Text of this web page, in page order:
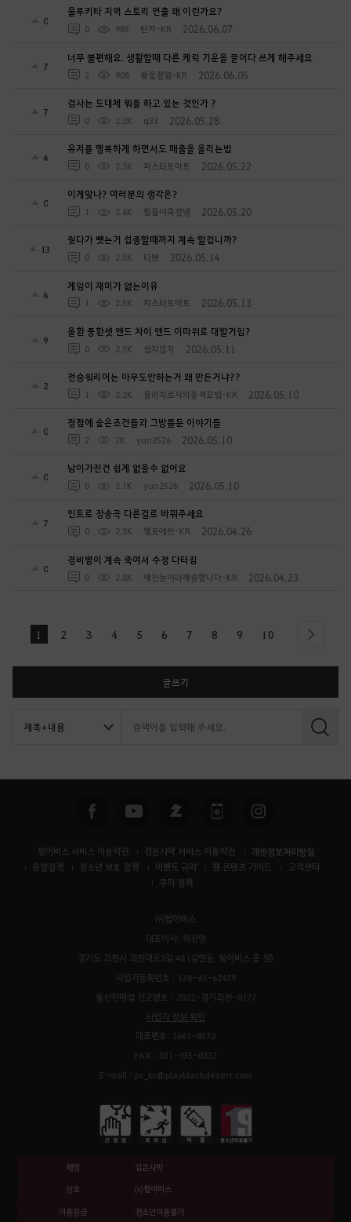
0
울루키타 지역 스토리 연출 왜 이런가요?
0 985 탄카-KR 2026.06.07
7
너무 불편해요. 생활할때 다른 케릭 기운을 끌어다 쓰게 해주세요
2 908 불꽃정열-KR 2026.06.05
7
검사는 도대체 뭐를 하고 있는 것인가 ?
0 2.2K q33 2026.05.28
4
유저를 행복하게 하면서도 매출을 올리는법
0 2.3K 파스타토마토 2026.05.22
0
이게맞나? 여러분의 생각은?
1 2.8K 힘들어죽겠넹 2026.05.20
13
줫다가 뺏는거 섭종할때까지 계속 할겁니까?
0 2.5K 타멘 2026.05.14
6
게임이 재미가 없는이유
1 2.5K 파스타토마토 2026.05.13
9
올환 풍환셋 엔드 차이 엔드 이따위로 대할거임?
0 2.3K 쉽지않지 2026.05.11
2
전승워리어는 아무도안하는거 왜 만든거냐??
1 2.2K 물리치료사의충격요법-KR 2026.05.10
0
정점에 숨은조건들과 그방틀둔 이야기들
2 2K yun2526 2026.05.10
0
남이가진건 쉽게 없을수 없어요
0 2.1K yun2526 2026.05.10
7
인트로 장송곡 다른걸로 바꿔주세요
0 2.3K 헬로에반-KR 2026.04.26
0
경비병이 계속 죽여서 수정 다터짐
0 2.8K 째진눈이라째송합니다-KR 2026.04.23
1 2 3 4 5 6 7 8 9 10 next
글쓰기
검
펄어비스 서비스 이용약관 검은사막 서비스 이용약관 개인정보처리방침
운영정책 청소년 보호 정책 이벤트 규약 팬 콘텐츠 가이드
고객센터
쿠키 정책
㈜펄어비스
대표이사: 허진영
경기도 과천시 과천대로2길 48 (갈현동, 펄어비스 홈 원)
사업자등록번호 : 138-81-62479
통신판매업 신고번호 : 2022-경기과천-0177
사업자 정보 확인
대표번호: 1661-8572
FAX : 031-935-0837
E-mail : pc_kr@playblackdesert.com
제명 검은사막
상호 ㈜펄어비스
이용등급 청소년이용불가